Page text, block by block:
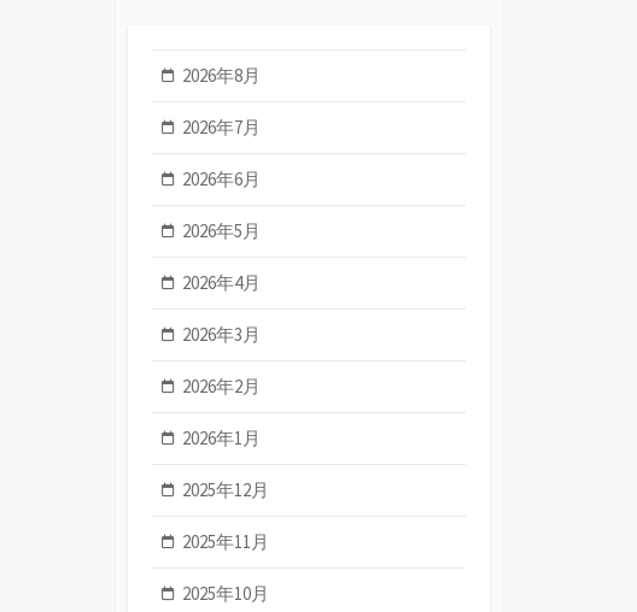
2026年8月
2026年7月
2026年6月
2026年5月
2026年4月
2026年3月
2026年2月
2026年1月
2025年12月
2025年11月
2025年10月